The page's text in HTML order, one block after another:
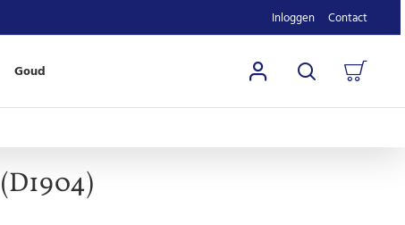
Inloggen Contact
Goud